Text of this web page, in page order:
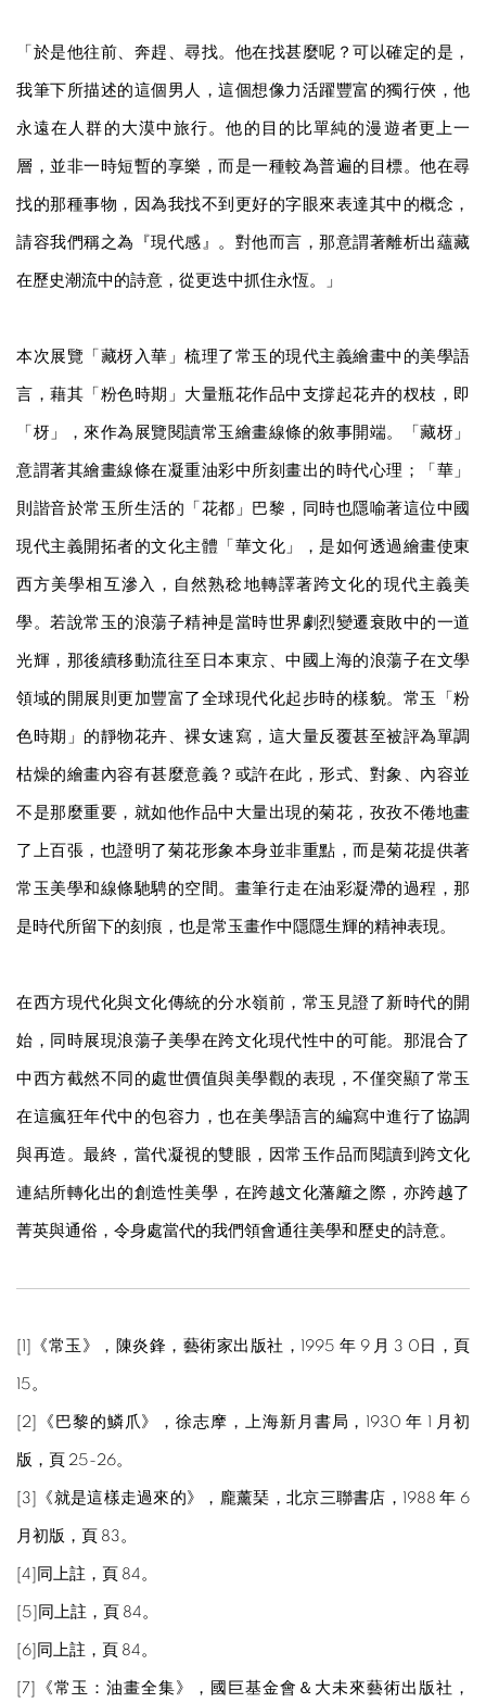
「於是他往前、奔趕、尋找。他在找甚麼呢？可以確定的是，
我筆下所描述的這個男人，這個想像力活躍豐富的獨行俠，他
永遠在人群的大漠中旅行。他的目的比單純的漫遊者更上一
層，並非一時短暫的享樂，而是一種較為普遍的目標。他在尋
找的那種事物，因為我找不到更好的字眼來表達其中的概念，
請容我們稱之為『現代感』。對他而言，那意謂著離析出蘊藏
在歷史潮流中的詩意，從更迭中抓住永恆。」
本次展覽「藏枒入華」梳理了常玉的現代主義繪畫中的美學語
言，藉其「粉色時期」大量瓶花作品中支撐起花卉的杈枝，即
「枒」，來作為展覽閱讀常玉繪畫線條的敘事開端。「藏枒」
意謂著其繪畫線條在凝重油彩中所刻畫出的時代心理；「華」
則諧音於常玉所生活的「花都」巴黎，同時也隱喻著這位中國
現代主義開拓者的文化主體「華文化」，是如何透過繪畫使東
西方美學相互滲入，自然熟稔地轉譯著跨文化的現代主義美
學。若說常玉的浪蕩子精神是當時世界劇烈變遷衰敗中的一道
光輝，那後續移動流往至日本東京、中國上海的浪蕩子在文學
領域的開展則更加豐富了全球現代化起步時的樣貌。常玉「粉
色時期」的靜物花卉、裸女速寫，這大量反覆甚至被評為單調
枯燥的繪畫內容有甚麼意義？或許在此，形式、對象、內容並
不是那麼重要，就如他作品中大量出現的菊花，孜孜不倦地畫
了上百張，也證明了菊花形象本身並非重點，而是菊花提供著
常玉美學和線條馳騁的空間。畫筆行走在油彩凝滯的過程，那
是時代所留下的刻痕，也是常玉畫作中隱隱生輝的精神表現。
在西方現代化與文化傳統的分水嶺前，常玉見證了新時代的開
始，同時展現浪蕩子美學在跨文化現代性中的可能。那混合了
中西方截然不同的處世價值與美學觀的表現，不僅突顯了常玉
在這瘋狂年代中的包容力，也在美學語言的編寫中進行了協調
與再造。最終，當代凝視的雙眼，因常玉作品而閱讀到跨文化
連結所轉化出的創造性美學，在跨越文化藩籬之際，亦跨越了
菁英與通俗，令身處當代的我們領會通往美學和歷史的詩意。
[1]《常玉》，陳炎鋒，藝術家出版社，1995 年 9 月 3 0日，頁
15。
[2]《巴黎的鱗爪》，徐志摩，上海新月書局，1930 年 1 月初
版，頁 25-26。
[3]《就是這樣走過來的》，龐薰琹，北京三聯書店，1988 年 6
月初版，頁 83。
[4]同上註，頁 84。
[5]同上註，頁 84。
[6]同上註，頁 84。
[7]《常玉：油畫全集》，國巨基金會＆大未來藝術出版社，